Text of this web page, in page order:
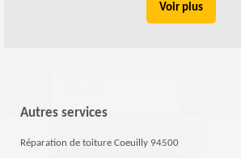
Voir plus
Autres services
Réparation de toiture Coeuilly 94500